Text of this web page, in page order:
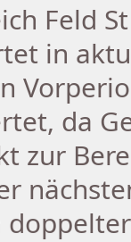
Feld
in
da
zur